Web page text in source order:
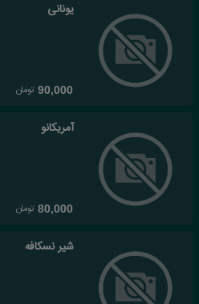
یونانی
90,000 تومان
آمریکانو
80,000 تومان
شیر نسکافه